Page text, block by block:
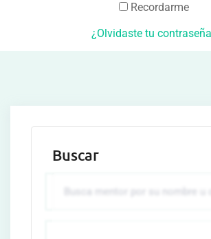
Recordarme
¿Olvidaste tu
Buscar